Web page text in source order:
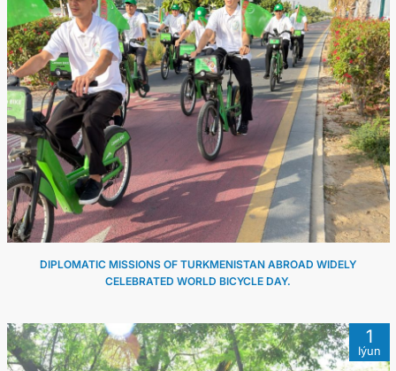
DIPLOMATIC MISSIONS OF TURKMENISTAN ABROAD WIDELY
CELEBRATED WORLD BICYCLE DAY.
1
Iýun